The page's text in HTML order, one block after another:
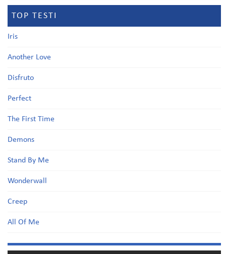
TOP TESTI
Iris
Another Love
Disfruto
Perfect
The First Time
Demons
Stand By Me
Wonderwall
Creep
All Of Me